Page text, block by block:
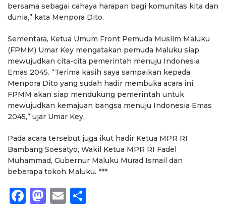
bersama sebagai cahaya harapan bagi komunitas kita dan
dunia,” kata Menpora Dito.
Sementara, Ketua Umum Front Pemuda Muslim Maluku
(FPMM) Umar Key mengatakan pemuda Maluku siap
mewujudkan cita-cita pemerintah menuju Indonesia
Emas 2045. “Terima kasih saya sampaikan kepada
Menpora Dito yang sudah hadir membuka acara ini.
FPMM akan siap mendukung pemerintah untuk
mewujudkan kemajuan bangsa menuju Indonesia Emas
2045,” ujar Umar Key.
Pada acara tersebut juga ikut hadir Ketua MPR RI
Bambang Soesatyo, Wakil Ketua MPR RI Fadel
Muhammad, Gubernur Maluku Murad Ismail dan
beberapa tokoh Maluku. ***
Facebook
Mastodon
Email